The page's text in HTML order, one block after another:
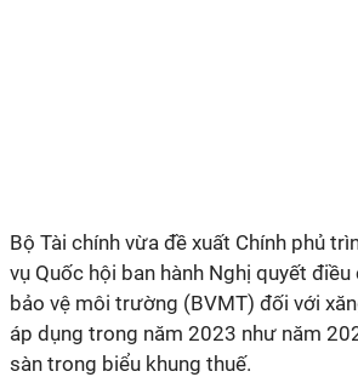
Bộ Tài chính vừa đề xuất Chính phủ
vụ Quốc hội ban hành Nghị quyết
bảo vệ môi trường (BVMT) đối với
áp dụng trong năm 2023 như năm
sàn trong biểu khung thuế.